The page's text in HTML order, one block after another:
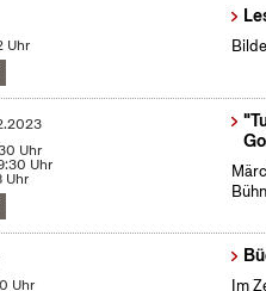
Uhr
Uhr
Uhr
Uhr
Uhr
Im